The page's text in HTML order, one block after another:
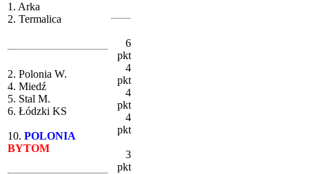
1. Arka
2. Termalica
2. Polonia W.
4. Miedź
5. Stal M.
6. Łódzki KS
10. POLONIA
BYTOM
6
pkt
4
pkt
4
pkt
4
pkt
3
pkt